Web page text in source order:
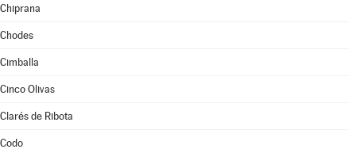
Chiprana
Chodes
Cimballa
Cinco Olivas
Clarés de Ribota
Codo